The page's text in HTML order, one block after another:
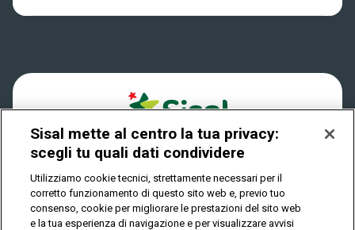
Play Your Date
Privacy
IL GIOCO È VIETATO AI MINORI E PUÒ CAUSARE
DIPENDENZA PATOLOGICA
Sisal mette al centro la tua privacy:
scegli tu quali dati condividere
Utilizziamo cookie tecnici, strettamente necessari per il
corretto funzionamento di questo sito web e, previo tuo
consenso, cookie per migliorare le prestazioni del sito web
e la tua esperienza di navigazione e per visualizzare avvisi